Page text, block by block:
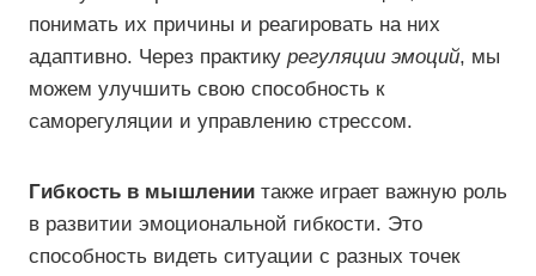
понимать их причины и реагировать на них
адаптивно. Через практику регуляции эмоций, мы
можем улучшить свою способность к
саморегуляции и управлению стрессом.
Гибкость в мышлении также играет важную роль
в развитии эмоциональной гибкости. Это
способность видеть ситуации с разных точек